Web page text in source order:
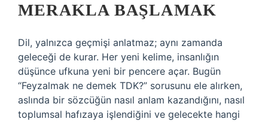
MERAKLA BAŞLAMAK
Dil, yalnızca geçmişi anlatmaz; aynı zamanda
geleceği de kurar. Her yeni kelime, insanlığın
düşünce ufkuna yeni bir pencere açar. Bugün
“Feyzalmak ne demek TDK?” sorusunu ele alırken,
aslında bir sözcüğün nasıl anlam kazandığını, nasıl
toplumsal hafızaya işlendiğini ve gelecekte hangi